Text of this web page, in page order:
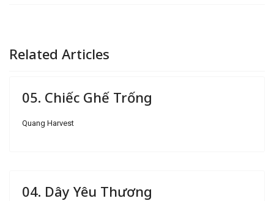
Related Articles
05. Chiếc Ghế Trống
Quang Harvest
04. Dây Yêu Thương